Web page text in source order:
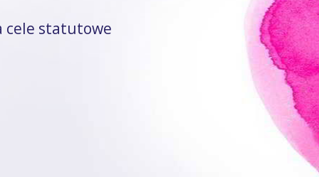
a KSeF
faktury do KSeF
Kalkulator odsetek PIT
Kalkulator rozliczenia
Kalkulator zwrotu podatku
Kalkulator kilometrówki
37
Koszty uzyskania przychodu twórcy
Odliczenie składki zdrowotnej
Działalność nierejestrowana
Wybór formy opodatkowania
cele statutowe